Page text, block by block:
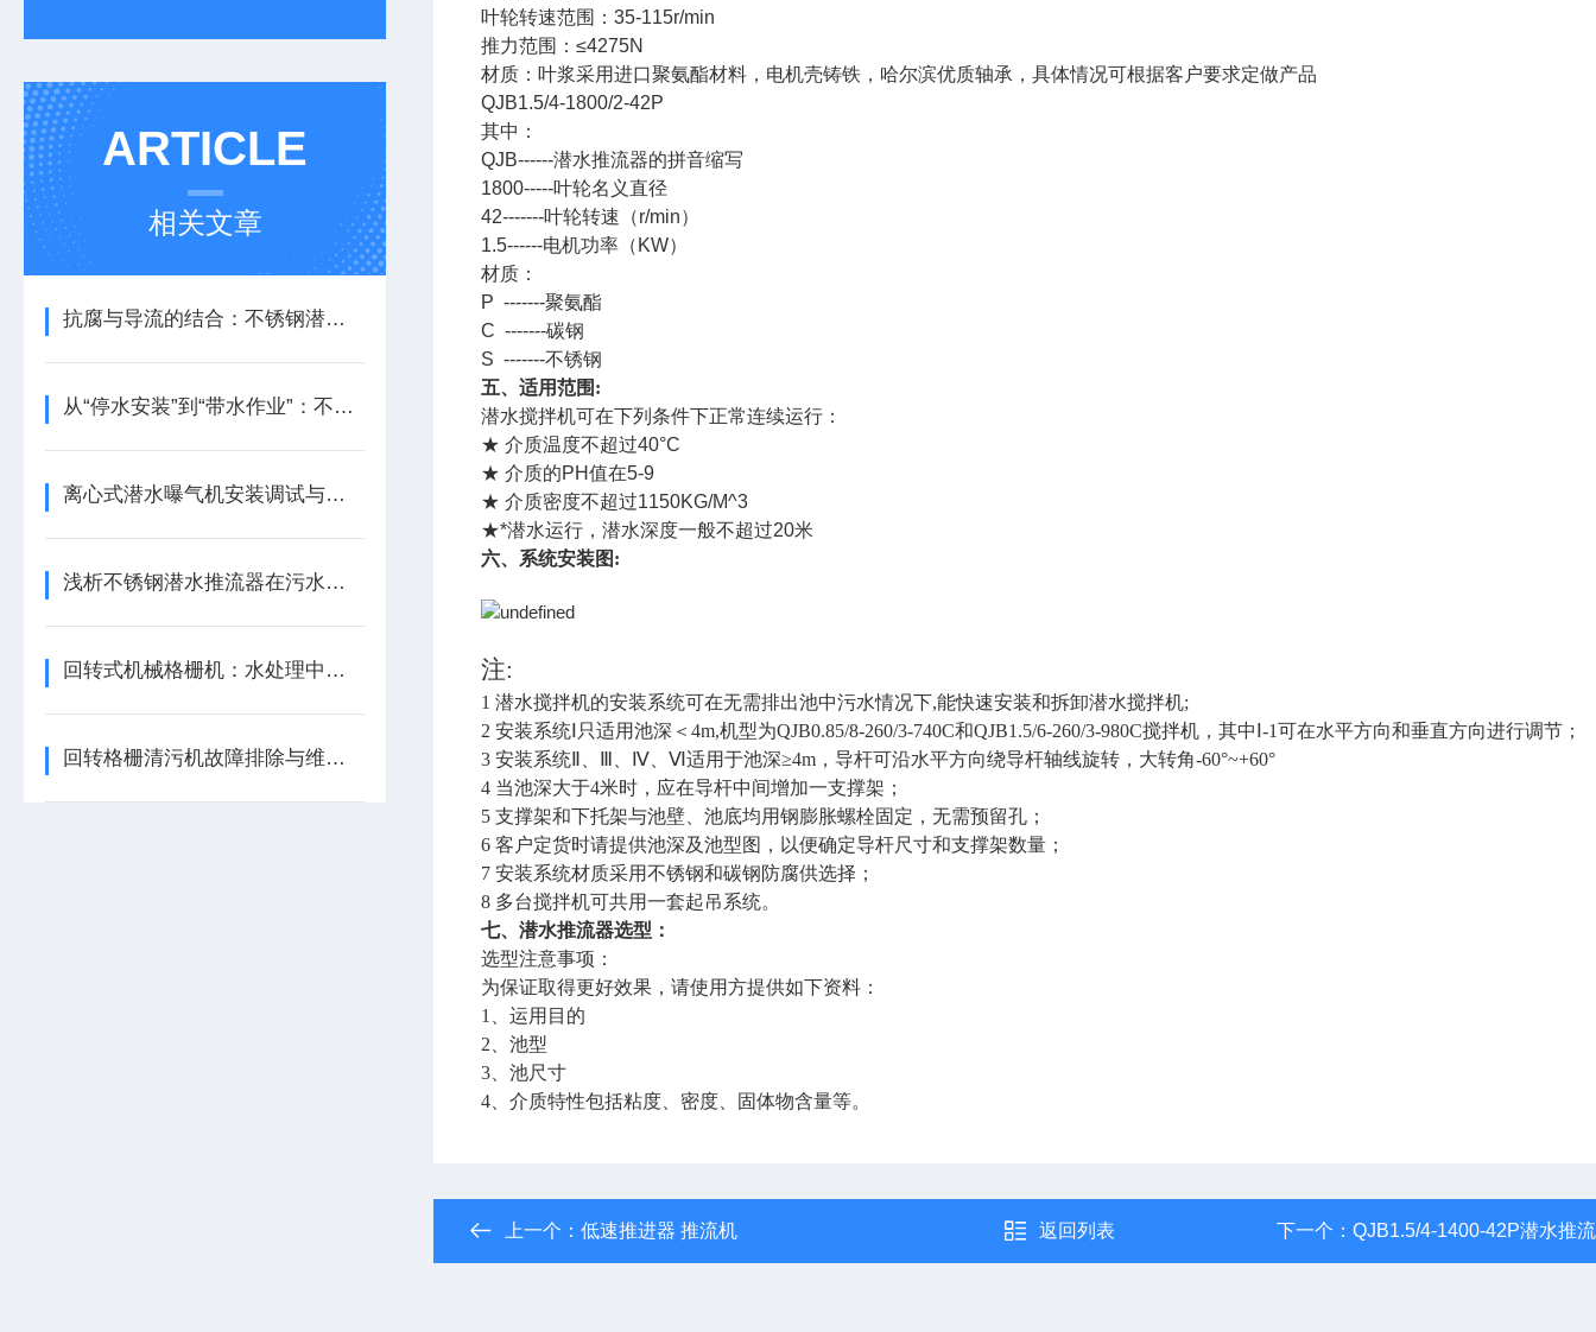
ARTICLE
相关文章
抗腐与导流的结合：不锈钢潜水推流机的材质与流体力学应用
从“停水安装”到“带水作业”：不排水安装潜水搅拌器安装方式的演进
离心式潜水曝气机安装调试与运行维护规范
浅析不锈钢潜水推流器在污水处理中的角色
回转式机械格栅机：水处理中的高效“守护者”
回转格栅清污机故障排除与维护指南
叶轮转速范围：35-115r/min
推力范围：≤4275N
材质：叶浆采用进口聚氨酯材料，电机壳铸铁，哈尔滨优质轴承，具体情况可根据客户要求定做产品
QJB1.5/4-1800/2-42P
其中：
QJB------潜水推流器的拼音缩写
1800-----叶轮名义直径
42-------叶轮转速（r/min）
1.5------电机功率（KW）
材质：
P -------聚氨酯
C -------碳钢
S -------不锈钢
五、适用范围:
潜水搅拌机可在下列条件下正常连续运行：
★ 介质温度不超过40°C
★ 介质的PH值在5-9
★ 介质密度不超过1150KG/M^3
★*潜水运行，潜水深度一般不超过20米
六、系统安装图:
注:
1 潜水搅拌机的安装系统可在无需排出池中污水情况下,能快速安装和拆卸潜水搅拌机;
2 安装系统Ⅰ只适用池深＜4m,机型为QJB0.85/8-260/3-740C和QJB1.5/6-260/3-980C搅拌机，其中Ⅰ-1可在水平方向和垂直方向进行调节；
3 安装系统Ⅱ、Ⅲ、Ⅳ、Ⅵ适用于池深≥4m，导杆可沿水平方向绕导杆轴线旋转，大转角-60°~+60°
4 当池深大于4米时，应在导杆中间增加一支撑架；
5 支撑架和下托架与池壁、池底均用钢膨胀螺栓固定，无需预留孔；
6 客户定货时请提供池深及池型图，以便确定导杆尺寸和支撑架数量；
7 安装系统材质采用不锈钢和碳钢防腐供选择；
8 多台搅拌机可共用一套起吊系统。
七、潜水推流器选型：
选型注意事项：
为保证取得更好效果，请使用方提供如下资料：
1
、运用目的
2 、池型
3 、池尺寸
4 、介质特性包括粘度、密度、固体物含量等。
上一个： 低速推进器 推流机 返回列表 下一个： QJB1.5/4-1400-42P潜水推